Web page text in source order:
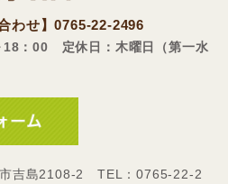
わせ】0765-22-2496
18：00 定休日：木曜日（第一水
吉島2108-2 TEL：0765-22-2